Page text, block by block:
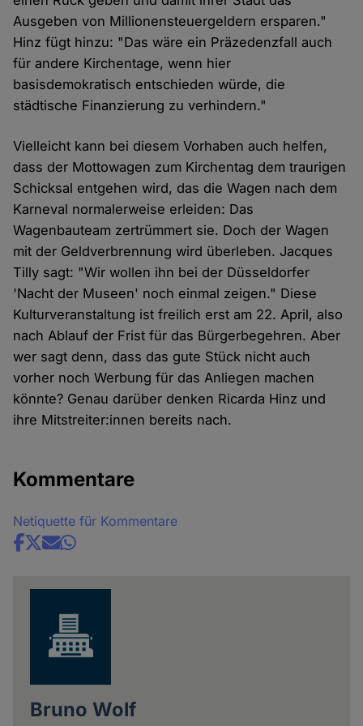
Ausgeben von Millionensteuergeldern ersparen."
Hinz fügt hinzu: "Das wäre ein Präzedenzfall auch
für andere Kirchentage, wenn hier
basisdemokratisch entschieden würde, die
städtische Finanzierung zu verhindern."
Vielleicht kann bei diesem Vorhaben auch helfen,
dass der Mottowagen zum Kirchentag dem traurigen
Schicksal entgehen wird, das die Wagen nach dem
Karneval normalerweise erleiden: Das
Wagenbauteam zertrümmert sie. Doch der Wagen
mit der Geldverbrennung wird überleben. Jacques
Tilly sagt: "Wir wollen ihn bei der Düsseldorfer
'Nacht der Museen' noch einmal zeigen." Diese
Kulturveranstaltung ist freilich erst am 22. April, also
nach Ablauf der Frist für das Bürgerbegehren. Aber
wer sagt denn, dass das gute Stück nicht auch
vorher noch Werbung für das Anliegen machen
könnte? Genau darüber denken Ricarda Hinz und
ihre Mitstreiter:innen bereits nach.
Kommentare
Netiquette für Kommentare
Share
Bruno Wolf
Cookies